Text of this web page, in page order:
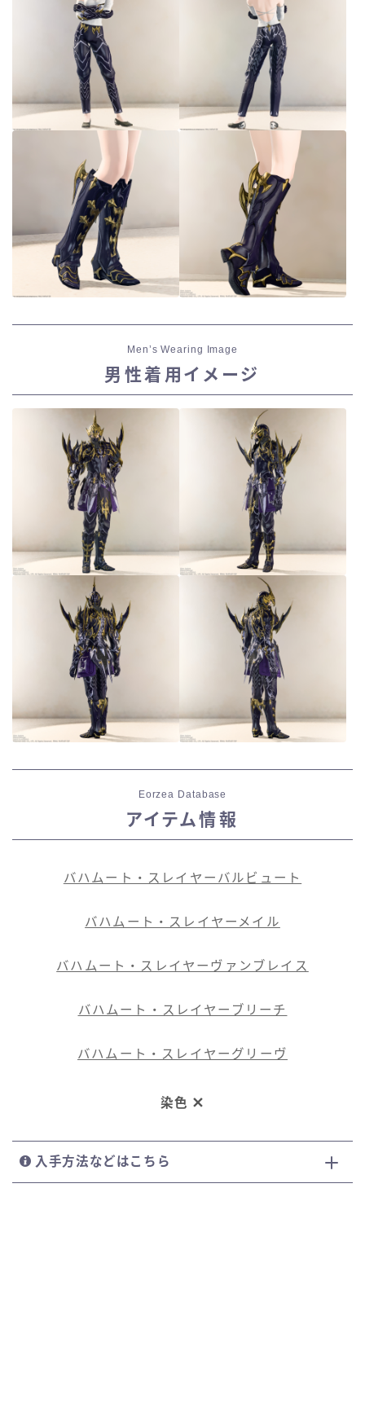
Men’s Wearing Image
男性着用イメージ
Eorzea Database
アイテム情報
バハムート・スレイヤーバルビュート
バハムート・スレイヤーメイル
バハムート・スレイヤーヴァンブレイス
バハムート・スレイヤーブリーチ
バハムート・スレイヤーグリーヴ
染色
入手方法などはこちら